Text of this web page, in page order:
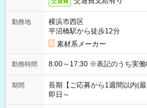
勤務地
横浜市西区
平沼橋駅から徒歩12分
素材系メーカー
勤務時間 8:00～17:30 ※表記のうち
期間
長期【ご応募から1週間以内(
即日～